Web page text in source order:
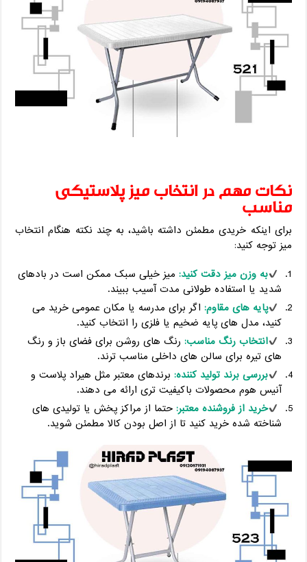
نکات مهم در انتخاب میز پلاستیکی
مناسب
برای اینکه خریدی مطمئن داشته باشید، به چند نکته هنگام انتخاب
میز توجه کنید:
به وزن میز دقت کنید: میز خیلی سبک ممکن است در بادهای
شدید یا استفاده طولانی ‌مدت آسیب ببیند.
پایه‌ های مقاوم: اگر برای مدرسه یا مکان عمومی خرید می‌
کنید، مدل ‌های پایه ضخیم یا فلزی را انتخاب کنید.
انتخاب رنگ مناسب: رنگ ‌های روشن برای فضای باز و رنگ‌
های تیره برای سالن ‌های داخلی مناسب‌ ترند.
بررسی برند تولید کننده: برندهای معتبر مثل هیراد پلاست و
آنیس هوم محصولات باکیفیت ‌تری ارائه می ‌دهند.
خرید از فروشنده معتبر: حتما از مراکز پخش یا تولیدی‌ های
شناخته ‌شده خرید کنید تا از اصل بودن کالا مطمئن شوید.